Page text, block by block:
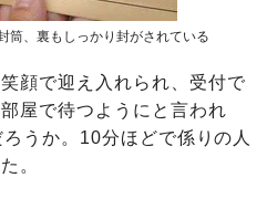
筒、裏もしっかり封がされている
顔で迎え入れられ、受付で
屋で待つようにと言われ
うか。10分ほどで係りの人
。